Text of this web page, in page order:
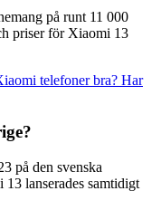
på runt 11 000
priser för Xiaomi 13
telefoner bra? Har
på den svenska
lanserades samtidigt